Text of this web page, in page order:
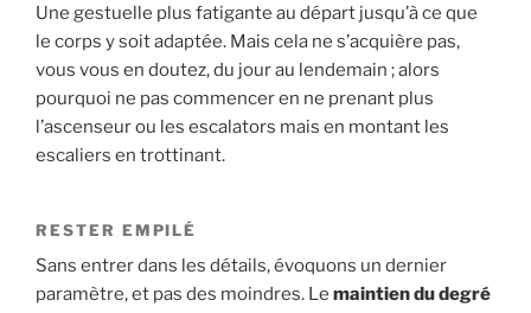
Une gestuelle plus fatigante au départ jusqu’à ce que
le corps y soit adaptée. Mais cela ne s’acquière pas,
vous vous en doutez, du jour au lendemain ; alors
pourquoi ne pas commencer en ne prenant plus
l’ascenseur ou les escalators mais en montant les
escaliers en trottinant.
RESTER EMPILÉ
Sans entrer dans les détails, évoquons un dernier
paramètre, et pas des moindres. Le maintien du degré